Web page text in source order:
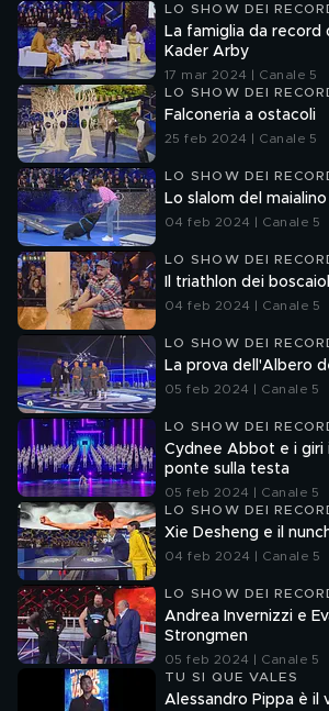
LO SHOW DEI
La famiglia da record
Kader Arby
17 mar 2024 | Canale 5
LO SHOW DEI
Falconeria a ostacoli
25 feb 2024 | Canale 5
LO SHOW DEI
Lo slalom del
04 feb 2024 | Canale 5
LO SHOW DEI
Il triathlon dei
04 feb 2024 | Canale 5
LO SHOW DEI
La prova dell'Albero
05 feb 2024 | Canale 5
LO SHOW DEI
Cydnee Abbot e i giri
ponte sulla testa
05 feb 2024 | Canale 5
LO SHOW DEI
Xie Desheng e il
04 feb 2024 | Canale 5
LO SHOW DEI
Andrea Invernizzi e
Strongmen
05 feb 2024 | Canale 5
TU SI QUE VALES
Alessandro Pippa è il